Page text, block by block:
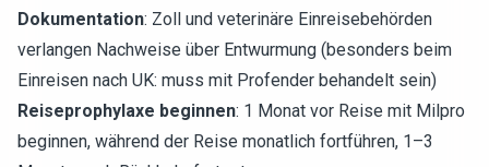
Dokumentation: Zoll und veterinäre Einreisebehörden
verlangen Nachweise über Entwurmung (besonders beim
Einreisen nach UK: muss mit Profender behandelt sein)
Reiseprophylaxe beginnen: 1 Monat vor Reise mit Milpro
beginnen, während der Reise monatlich fortführen, 1–3